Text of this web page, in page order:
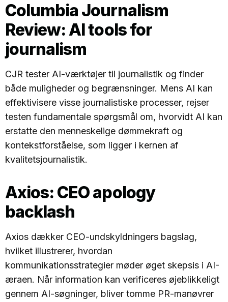
Columbia Journalism
Review: AI tools for
journalism
CJR tester AI-værktøjer til journalistik og finder
både muligheder og begrænsninger. Mens AI kan
effektivisere visse journalistiske processer, rejser
testen fundamentale spørgsmål om, hvorvidt AI kan
erstatte den menneskelige dømmekraft og
kontekstforståelse, som ligger i kernen af
kvalitetsjournalistik.
Axios: CEO apology
backlash
Axios dækker CEO-undskyldningers bagslag,
hvilket illustrerer, hvordan
kommunikationsstrategier møder øget skepsis i AI-
æraen. Når information kan verificeres øjeblikkeligt
gennem AI-søgninger, bliver tomme PR-manøvrer